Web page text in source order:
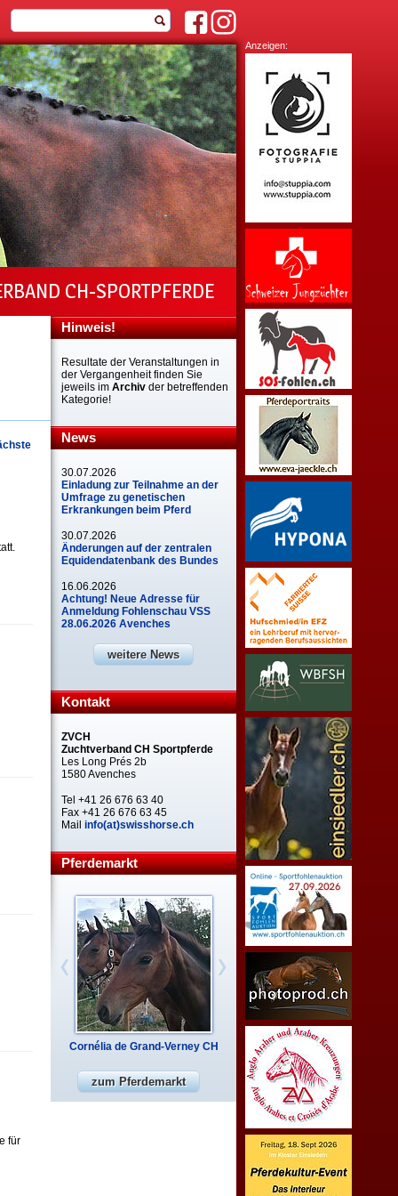
CH-SPORTPFERDE
für
Hinweis!
Resultate der Veranstaltungen in
der Vergangenheit finden Sie
jeweils im Archiv der betreffenden
Kategorie!
News
30.07.2026
Einladung zur Teilnahme an der
Umfrage zu genetischen
Erkrankungen beim Pferd
30.07.2026
Änderungen auf der zentralen
Equidendatenbank des Bundes
16.06.2026
Achtung! Neue Adresse für
Anmeldung Fohlenschau VSS
28.06.2026 Avenches
weitere News
Kontakt
ZVCH
Zuchtverband CH Sportpferde
Les Long Prés 2b
1580 Avenches
Tel +41 26 676 63 40
Fax +41 26 676 63 45
Mail info(at)swisshorse.ch
Pferdemarkt
Cornélia de Grand-Verney CH
zum Pferdemarkt
Anzeigen: